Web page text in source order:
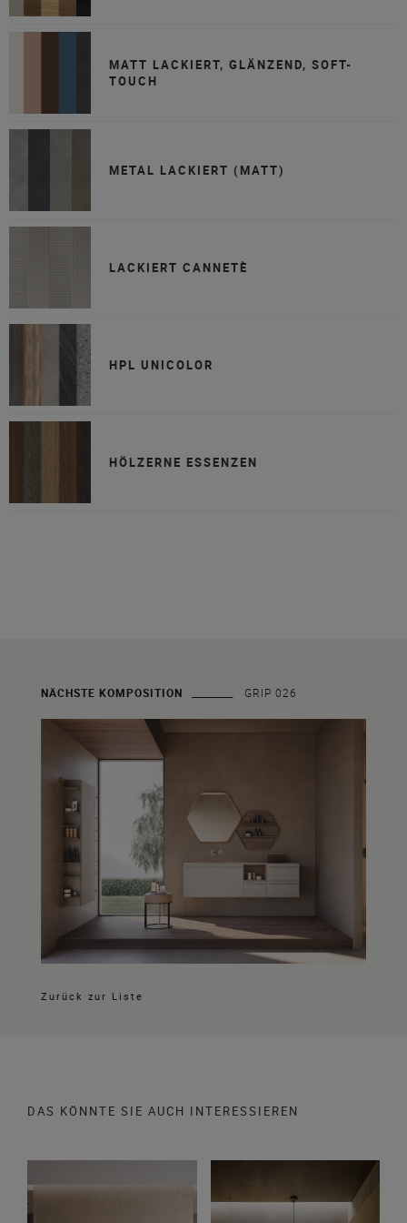
MATT LACKIERT, GLÄNZEND, SOFT-
TOUCH
METAL LACKIERT (MATT)
LACKIERT CANNETÈ
HPL UNICOLOR
HÖLZERNE ESSENZEN
NÄCHSTE KOMPOSITION GRIP 026
Zurück zur Liste
DAS KÖNNTE SIE AUCH INTERESSIEREN